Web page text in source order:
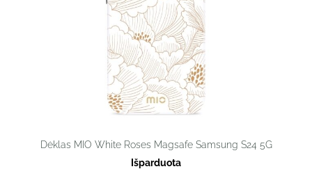
Dėklas MIO White Roses Magsafe Samsung S24 5G
Išparduota